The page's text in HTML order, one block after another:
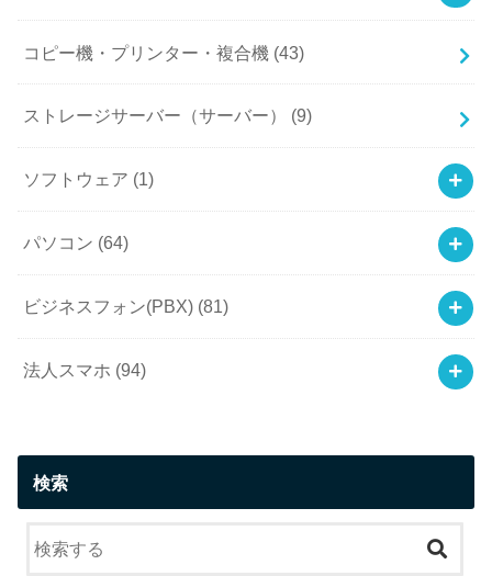
コピー機・プリンター・複合機 (43)
ストレージサーバー（サーバー） (9)
ソフトウェア (1)
パソコン (64)
ビジネスフォン(PBX) (81)
法人スマホ (94)
検索